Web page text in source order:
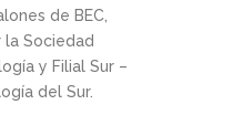
de BEC,
Sociedad
y Filial Sur –
del Sur.